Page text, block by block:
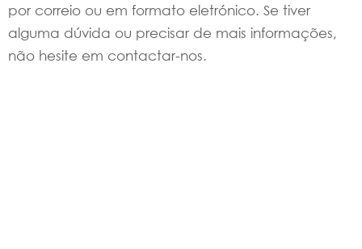
por correio ou em formato eletrónico. Se tiver
alguma dúvida ou precisar de mais informações,
não hesite em contactar-nos.